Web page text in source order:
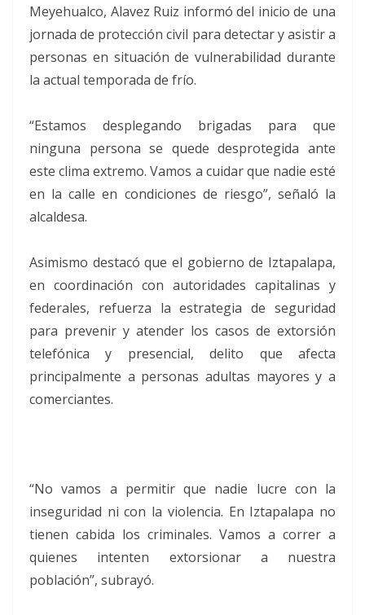
Meyehualco, Alavez Ruiz informó del inicio de una
jornada de protección civil para detectar y asistir a
personas en situación de vulnerabilidad durante
la actual temporada de frío.
“Estamos desplegando brigadas para que
ninguna persona se quede desprotegida ante
este clima extremo. Vamos a cuidar que nadie esté
en la calle en condiciones de riesgo”, señaló la
alcaldesa.
Asimismo destacó que el gobierno de Iztapalapa,
en coordinación con autoridades capitalinas y
federales, refuerza la estrategia de seguridad
para prevenir y atender los casos de extorsión
telefónica y presencial, delito que afecta
principalmente a personas adultas mayores y a
comerciantes.
“No vamos a permitir que nadie lucre con la
inseguridad ni con la violencia. En Iztapalapa no
tienen cabida los criminales. Vamos a correr a
quienes intenten extorsionar a nuestra
población”, subrayó.